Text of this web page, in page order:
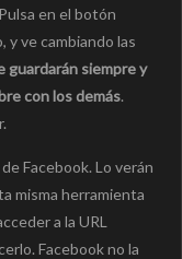
en el botón
y ve cambiando las
guardarán siempre y
con los demás.
Facebook. Lo verán
misma herramienta
a la URL
Facebook no la